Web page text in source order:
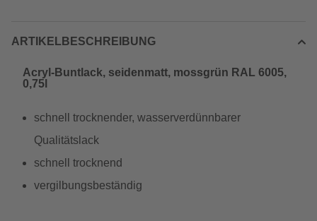
ARTIKELBESCHREIBUNG
Acryl-Buntlack, seidenmatt, mossgrün RAL 6005,
0,75l
schnell trocknender, wasserverdünnbarer
Qualitätslack
schnell trocknend
vergilbungsbeständig